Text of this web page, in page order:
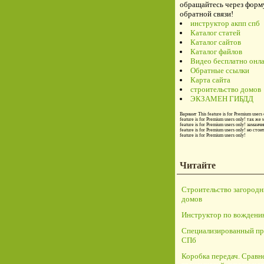
обращайтесь через
обратной связи!
инструктор акпп спб
Каталог статей
Каталог сайтов
Каталог файлов
Видео бесплатно
Обратные ссылки
Карта сайта
строительство домов
ЭКЗАМЕН ГИБДД
Вариант This feature is for Premium users
feature is for Premium users only! так же
feature is for Premium users only!
feature is for Premium users only! но
feature is for Premium users only!
Читайте
Строительство
домов
Инструктор по
Специализированный
СПб
Коробка передач.